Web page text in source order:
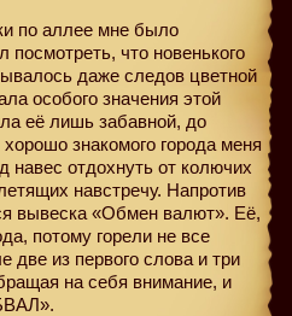
по аллее мне было
что новенького
даже следов цветной
особого значения этой
её лишь забавной, до
знакомого города меня
навес отдохнуть от колючих
навстречу. Напротив
вывеска «Обмен валют». Её,
потому горели не все
две из первого слова и три
на себя внимание, и